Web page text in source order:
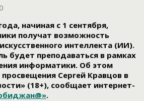
начиная с 1 сентября,
получат возможность
интеллекта (ИИ).
будет преподаваться в рамках
информатики. Об этом
Сергей Кравцов в
(18+), сообщает интернет-
.